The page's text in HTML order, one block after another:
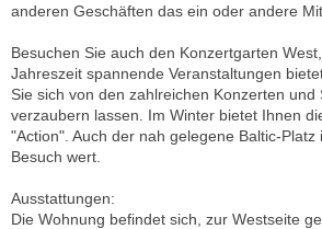
anderen Geschäften das ein oder andere
Besuchen Sie auch den Konzertgarten
Jahreszeit spannende Veranstaltungen
Sie sich von den zahlreichen Konzerten und
verzaubern lassen. Im Winter bietet Ihnen
"Action". Auch der nah gelegene Baltic-Platz
Besuch wert.
Ausstattungen:
Die Wohnung befindet sich, zur Westseite